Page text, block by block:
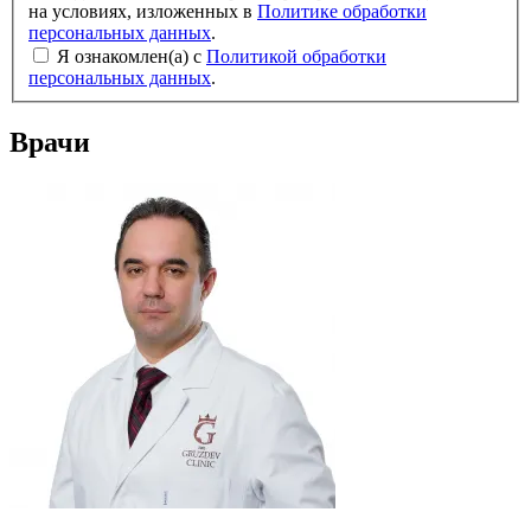
на условиях, изложенных в Политике обработки
персональных данных.
Я ознакомлен(а) с Политикой обработки
персональных данных.
Врачи